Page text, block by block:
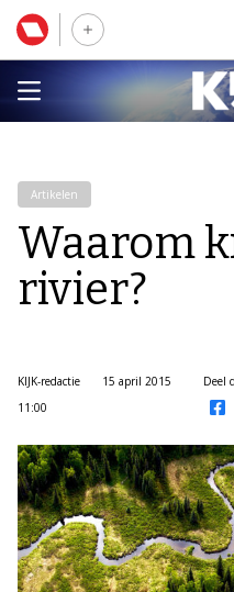
Artikelen
Waarom
rivier?
KIJK-redactie
15 april 2015
11:00
Deel